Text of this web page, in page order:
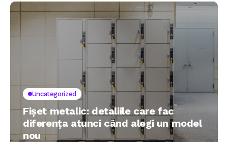
Uncategorized
Fișet metalic: detaliile care fac
diferența atunci când alegi un model
nou